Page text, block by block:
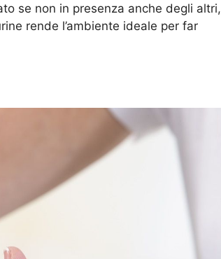
se non in presenza anche degli altri,
rende l’ambiente ideale per far